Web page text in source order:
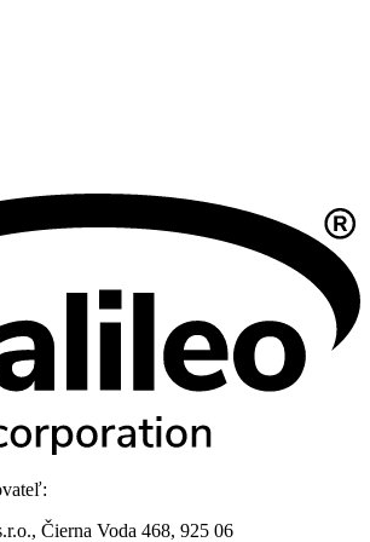
Čierna Voda 468, 925 06